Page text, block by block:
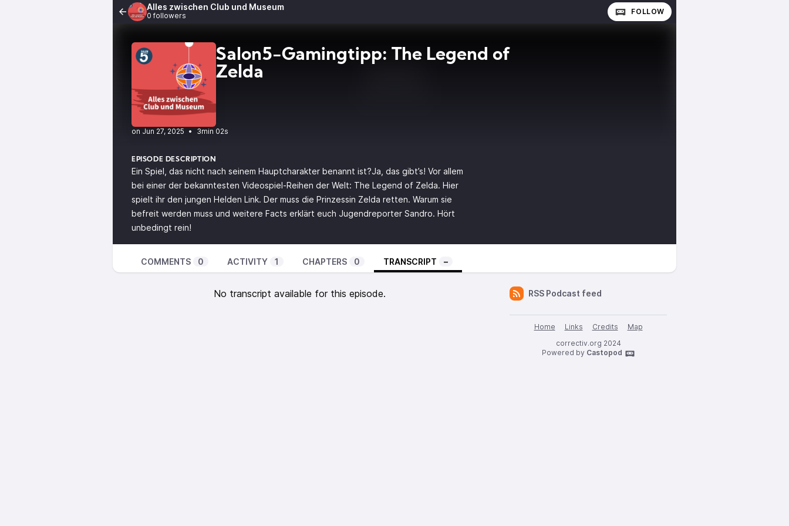
Alles zwischen Club und Museum
0 followers FOLLOW
Salon5-Gamingtipp: The Legend of
Zelda
• 3min 02s
EPISODE DESCRIPTION
Ein Spiel, das nicht nach seinem Hauptcharakter benannt ist?Ja, das gibt’s! Vor allem
bei einer der bekanntesten Videospiel-Reihen der Welt: The Legend of Zelda. Hier
spielt ihr den jungen Helden Link. Der muss die Prinzessin Zelda retten. Warum sie
befreit werden muss und weitere Facts erklärt euch Jugendreporter Sandro. Hört
unbedingt rein!
COMMENTS 0 ACTIVITY 1 CHAPTERS 0 TRANSCRIPT –
No transcript available for this episode. RSS Podcast feed
Home Links Credits
Map
correctiv.org 2024
Powered by Castopod